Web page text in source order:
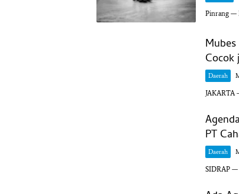
Pinrang —
Cocok
Daerah
JAKARTA
PT
Daerah
SIDRAP —